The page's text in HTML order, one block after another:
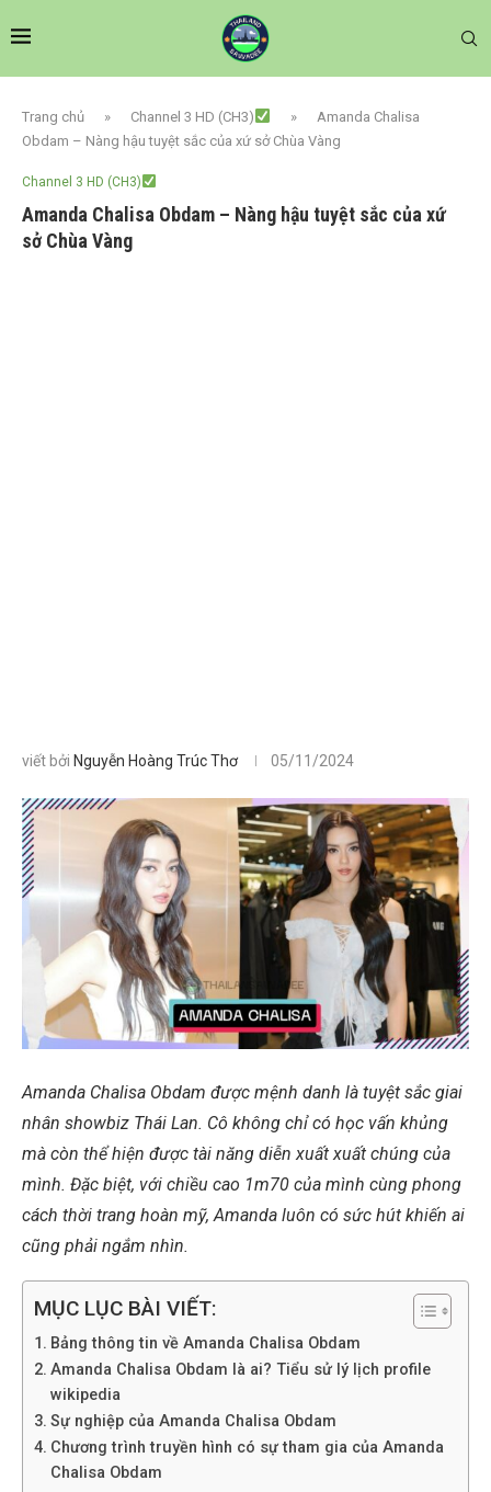
Trang chủ » Channel 3 HD (CH3) »
Amanda Chalisa
Obdam – Nàng hậu tuyệt sắc của xứ sở Chùa Vàng
Channel 3 HD (CH3)
Amanda Chalisa Obdam – Nàng hậu tuyệt sắc của xứ
sở Chùa Vàng
viết bởi Nguyễn Hoàng Trúc Thơ 05/11/2024
Amanda Chalisa Obdam được mệnh danh là tuyệt sắc giai
nhân showbiz Thái Lan. Cô không chỉ có học vấn khủng
mà còn thể hiện được tài năng diễn xuất xuất chúng của
mình. Đặc biệt, với chiều cao 1m70 của mình cùng phong
cách thời trang hoàn mỹ, Amanda luôn có sức hút khiến ai
cũng phải ngắm nhìn.
MỤC LỤC BÀI VIẾT:
Bảng thông tin về Amanda Chalisa Obdam
Amanda Chalisa Obdam là ai? Tiểu sử lý lịch profile
wikipedia
Sự nghiệp của Amanda Chalisa Obdam
Chương trình truyền hình có sự tham gia của Amanda
Chalisa Obdam